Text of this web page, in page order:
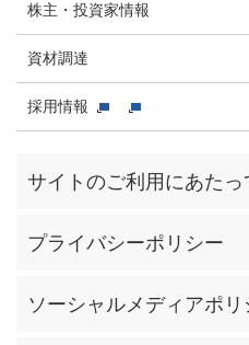
株主・投資家情報
資材調達
採用情報
サイトのご利用にあたっ
プライバシーポリシー
ソーシャルメディアポリ